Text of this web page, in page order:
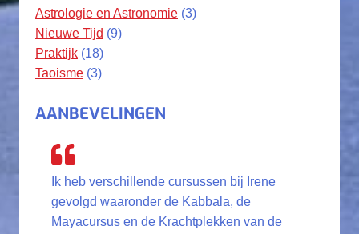
Astrologie en Astronomie (3)
Nieuwe Tijd (9)
Praktijk (18)
Taoisme (3)
AANBEVELINGEN
Ik heb verschillende cursussen bij Irene
gevolgd waaronder de Kabbala, de
Mayacursus en de Krachtplekken van de